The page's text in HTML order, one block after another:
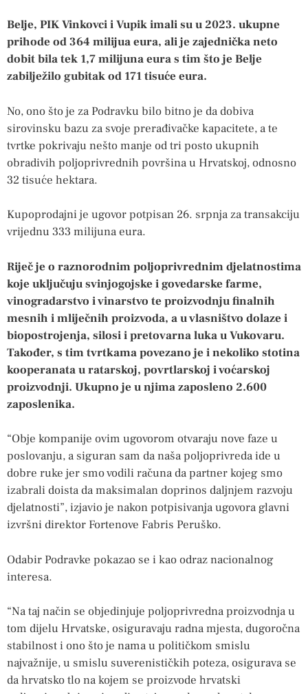
Belje, PIK Vinkovci i Vupik imali su u 2023. ukupne
prihode od 364 milijua eura, ali je zajednička neto
dobit bila tek 1,7 milijuna eura s tim što je Belje
zabilježilo gubitak od 171 tisuće eura.
No, ono što je za Podravku bilo bitno je da dobiva
sirovinsku bazu za svoje prerađivačke kapacitete, a te
tvrtke pokrivaju nešto manje od tri posto ukupnih
obradivih poljoprivrednih površina u Hrvatskoj, odnosno
32 tisuće hektara.
Kupoprodajni je ugovor potpisan 26. srpnja za transakciju
vrijednu 333 milijuna eura.
Riječ je o raznorodnim poljoprivrednim djelatnostima
koje uključuju svinjogojske i govedarske farme,
vinogradarstvo i vinarstvo te proizvodnju finalnih
mesnih i mliječnih proizvoda, a u vlasništvo dolaze i
biopostrojenja, silosi i pretovarna luka u Vukovaru.
Također, s tim tvrtkama povezano je i nekoliko stotina
kooperanata u ratarskoj, povrtlarskoj i voćarskoj
proizvodnji. Ukupno je u njima zaposleno 2.600
zaposlenika.
“Obje kompanije ovim ugovorom otvaraju nove faze u
poslovanju, a siguran sam da naša poljoprivreda ide u
dobre ruke jer smo vodili računa da partner kojeg smo
izabrali doista da maksimalan doprinos daljnjem razvoju
djelatnosti”, izjavio je nakon potpisivanja ugovora glavni
izvršni direktor Fortenove Fabris Peruško.
Odabir Podravke pokazao se i kao odraz nacionalnog
interesa.
“Na taj način se objedinjuje poljoprivredna proizvodnja u
tom dijelu Hrvatske, osiguravaju radna mjesta, dugoročna
stabilnost i ono što je nama u političkom smislu
najvažnije, u smislu suverenističkih poteza, osigurava se
da hrvatsko tlo na kojem se proizvode hrvatski